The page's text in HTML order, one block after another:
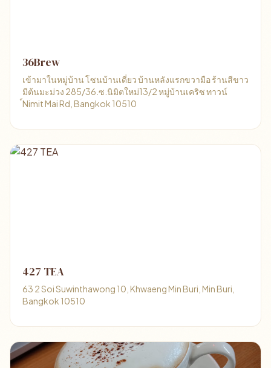
36Brew
เข้ามาในหมู่บ้าน โซนบ้านเดี่ยว บ้านหลังแรกขวามือ ร้านสีขาว
มีต้นมะม่วง 285/36.ซ.นิมิตใหม่13/2 หมู่บ้านเคริซ ทาวน์
์Nimit Mai Rd, Bangkok 10510
427 TEA
63 2 Soi Suwinthawong 10, Khwaeng Min Buri, Min Buri,
Bangkok 10510